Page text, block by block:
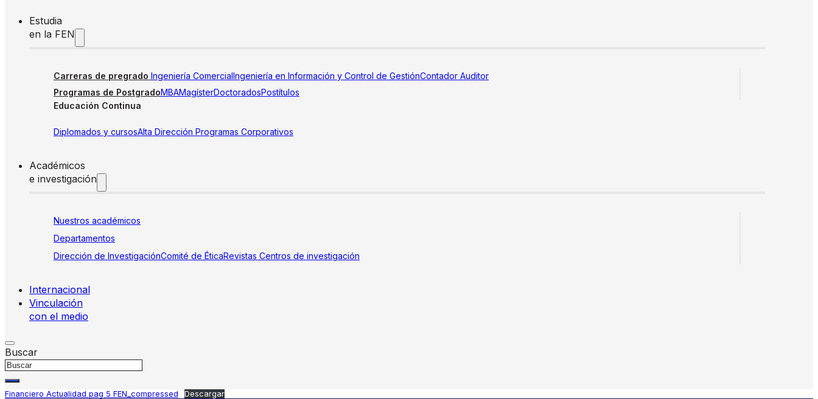
Estudia
en la FEN
Carreras de pregrado Ingeniería ComercialIngeniería en Información y Control de GestiónContador Auditor
Programas de PostgradoMBAMagísterDoctoradosPostítulos
Educación Continua
Diplomados y cursosAlta Dirección Programas Corporativos
Académicos
e investigación
Nuestros académicos
Departamentos
Dirección de InvestigaciónComité de ÉticaRevistas Centros de investigación
Internacional
Vinculación
con el medio
Buscar
Financiero Actualidad pag 5 FEN_compressed Descargar